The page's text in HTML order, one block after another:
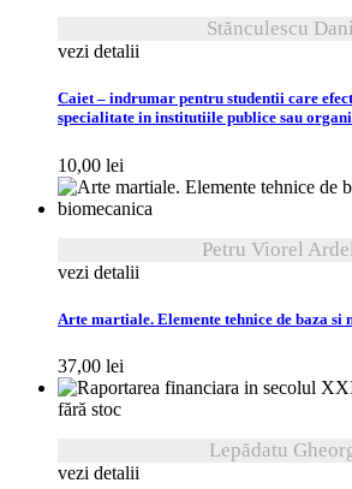
Stănculescu
vezi detalii
Caiet – indrumar pentru studentii care
specialitate in institutiile publice sau
10,00 lei
Petru Viorel
vezi detalii
Arte martiale. Elemente tehnice de baza si
37,00 lei
fără stoc
Lepădatu
vezi detalii